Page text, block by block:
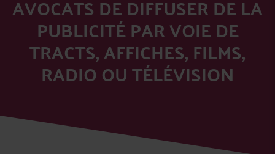
AVOCATS DE DIFFUSER DE LA
PUBLICITÉ PAR VOIE DE
TRACTS, AFFICHES, FILMS,
RADIO OU TÉLÉVISION